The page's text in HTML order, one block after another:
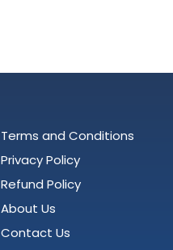
Terms and Conditions
Privacy Policy
Refund Policy
About Us
Contact Us